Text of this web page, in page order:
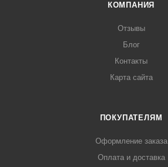
КОМПАНИЯ
Отзывы
Блог
Контакты
Карта сайта
ПОКУПАТЕЛЯМ
Оформление заказа
Оплата и доставка